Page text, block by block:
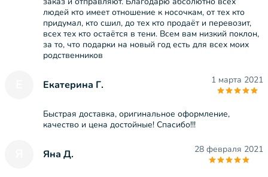
людей кто имеет отношение к носочкам, от тех кто
придумал, кто сшил, до тех кто продаёт и перевозит,
всех тех кто остаётся в тени. Всем вам низкий поклон,
за то, что подарки на новый год есть для всех моих
родственников
Екатерина Г. 1 марта 2021
Быстрая доставка, оригинальное оформление,
качество и цена достойные! Спасибо!!!
Яна Д. 28 февраля 2021